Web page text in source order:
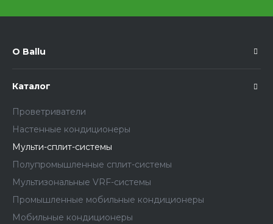
О Ballu
Каталог
Проветриватели
Настенные кондиционеры
Мульти-сплит-системы
Полупромышленные сплит-системы
Мультизональные VRF-системы
Промышленные мобильные кондиционеры
Мобильные кондиционеры